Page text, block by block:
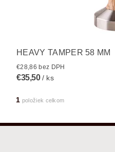
HEAVY TAMPER 58 MM
€28,86 bez DPH
€35,50/ ks
1 položiek celkom